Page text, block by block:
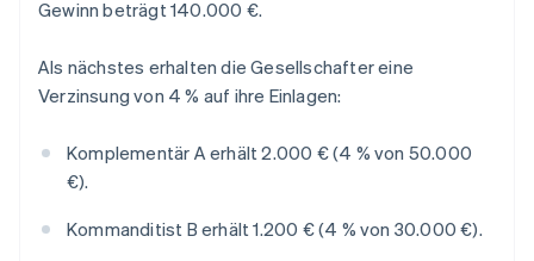
Gewinn beträgt 140.000 €.
Als nächstes erhalten die Gesellschafter eine
Verzinsung von 4 % auf ihre Einlagen:
Komplementär A erhält 2.000 € (4 % von 50.000
€).
Kommanditist B erhält 1.200 € (4 % von 30.000 €).